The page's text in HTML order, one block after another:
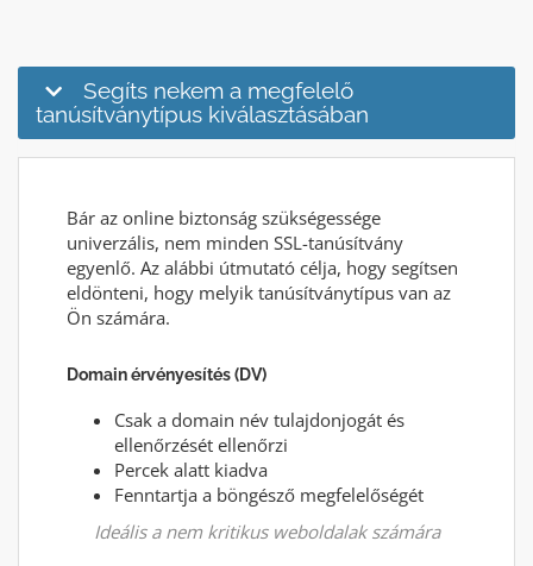
Segíts nekem a megfelelő
tanúsítványtípus kiválasztásában
Bár az online biztonság szükségessége
univerzális, nem minden SSL-tanúsítvány
egyenlő. Az alábbi útmutató célja, hogy segítsen
eldönteni, hogy melyik tanúsítványtípus van az
Ön számára.
Domain érvényesítés (DV)
Csak a domain név tulajdonjogát és
ellenőrzését ellenőrzi
Percek alatt kiadva
Fenntartja a böngésző megfelelőségét
Ideális a nem kritikus weboldalak számára